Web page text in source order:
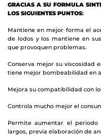
GRACIAS A SU FORMULA
LOS SIGUIENTES PUNTOS:
Mantiene en mejor forma el
de lodos y los mantiene en
que provoquen problemas.
Conserva mejor su viscosidad
tiene mejor bombeabilidad en
Mejora su compatibilidad con
Controla mucho mejor el
Permite aumentar el
largos, previa elaboración de